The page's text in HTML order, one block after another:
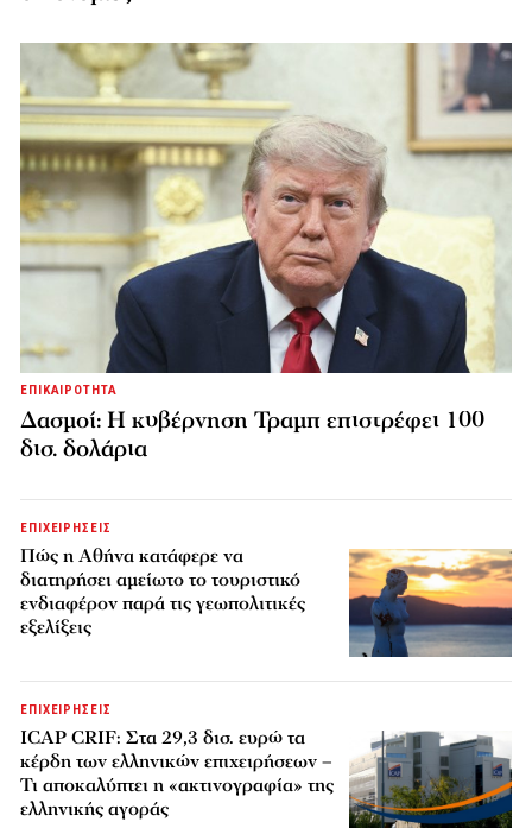
ΕΠΙΚΑΙΡΟΤΗΤΑ
Δασμοί: Η κυβέρνηση Τραμπ επιστρέφει 100
δισ. δολάρια
ΕΠΙΧΕΙΡΗΣΕΙΣ
Πώς η Αθήνα κατάφερε να
διατηρήσει αμείωτο το τουριστικό
ενδιαφέρον παρά τις γεωπολιτικές
εξελίξεις
ΕΠΙΧΕΙΡΗΣΕΙΣ
ICAP CRIF: Στα 29,3 δισ. ευρώ τα
κέρδη των ελληνικών επιχειρήσεων –
Τι αποκαλύπτει η «ακτινογραφία» της
ελληνικής αγοράς